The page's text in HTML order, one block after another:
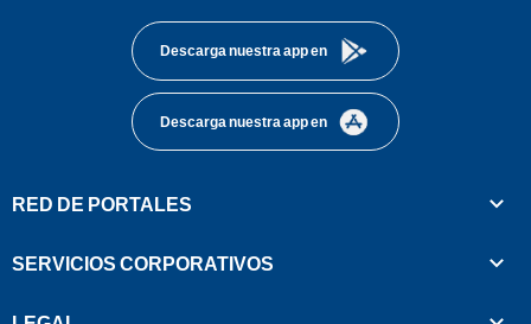
Descarga nuestra app en
Descarga nuestra app en
RED DE PORTALES
SERVICIOS CORPORATIVOS